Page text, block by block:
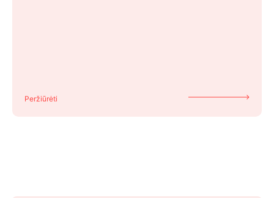
Peržiūrėti